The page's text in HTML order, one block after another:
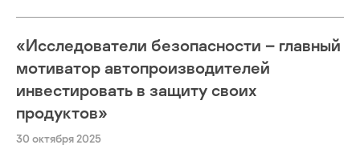
«Исследователи безопасности – главный
мотиватор автопроизводителей
инвестировать в защиту своих
продуктов»
30 октября 2025